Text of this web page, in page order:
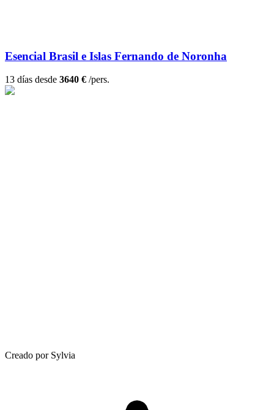
Esencial Brasil e Islas Fernando de Noronha
13 días desde 3640 € /pers.
Creado por Sylvia